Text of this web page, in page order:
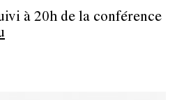
à 20h de la conférence